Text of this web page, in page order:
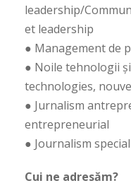
leadership/
et leadership
● Management de
● Noile tehnologii
technologies,
● Jurnalism
entrepreneurial
● Journalism
Cui ne adresăm?